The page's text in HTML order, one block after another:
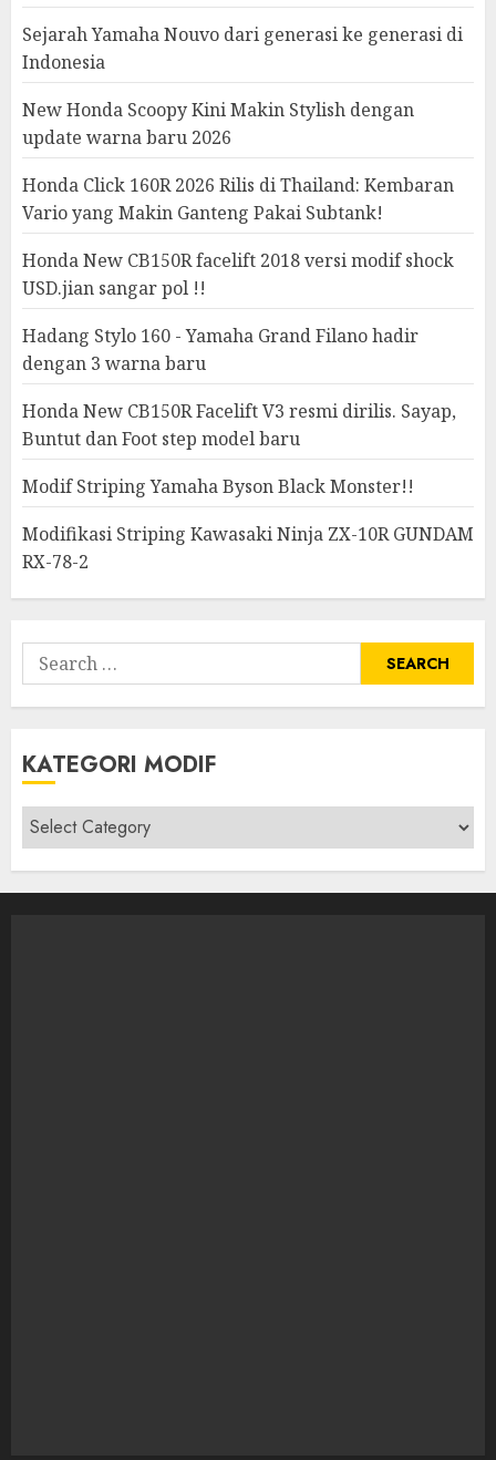
Sejarah Yamaha Nouvo dari generasi ke generasi di
Indonesia
New Honda Scoopy Kini Makin Stylish dengan
update warna baru 2026
Honda Click 160R 2026 Rilis di Thailand: Kembaran
Vario yang Makin Ganteng Pakai Subtank!
Honda New CB150R facelift 2018 versi modif shock
USD.jian sangar pol !!
Hadang Stylo 160 - Yamaha Grand Filano hadir
dengan 3 warna baru
Honda New CB150R Facelift V3 resmi dirilis. Sayap,
Buntut dan Foot step model baru
Modif Striping Yamaha Byson Black Monster!!
Modifikasi Striping Kawasaki Ninja ZX-10R GUNDAM
RX-78-2
Search
for:
KATEGORI MODIF
Kategori
modif